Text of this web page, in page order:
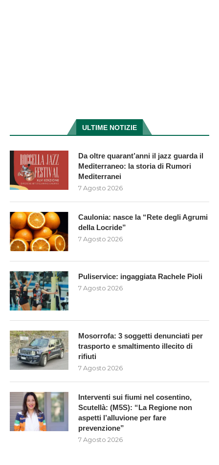
ULTIME NOTIZIE
Da oltre quarant’anni il jazz guarda il
Mediterraneo: la storia di Rumori
Mediterranei
7 Agosto 2026
Caulonia: nasce la “Rete degli Agrumi
della Locride”
7 Agosto 2026
Puliservice: ingaggiata Rachele Pioli
7 Agosto 2026
Mosorrofa: 3 soggetti denunciati per
trasporto e smaltimento illecito di
rifiuti
7 Agosto 2026
Interventi sui fiumi nel cosentino,
Scutellà: (M5S): “La Regione non
aspetti l’alluvione per fare
prevenzione”
7 Agosto 2026